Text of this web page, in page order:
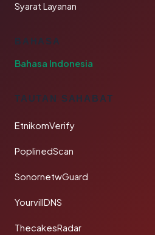
Syarat Layanan
BAHASA
Bahasa Indonesia
TAUTAN SAHABAT
EtnikomVerify
PoplinedScan
SonornetwGuard
YourvillDNS
ThecakesRadar